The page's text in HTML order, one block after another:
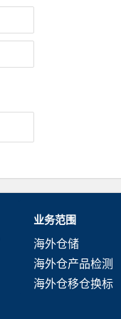
业务范围
海外仓储
海外仓产品检测
海外仓移仓换标